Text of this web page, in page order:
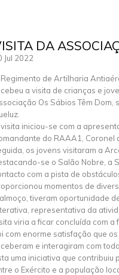
DA
Jul 2022
Regimento de Artilharia
a visita de crianças e
Os Sábios Têm Dom,
iniciou-se com a
do RAAA1,
os jovens visitaram a
se o Salão Nobre, a
com a pista de
momentos de
tiveram oportunidade
representativa da
viria a ficar concluída com a
com enorme satisfação que
e interagiram com
uma iniciativa que
o Exército e a população